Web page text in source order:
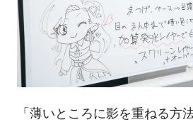
「薄いところに影を重ねる方